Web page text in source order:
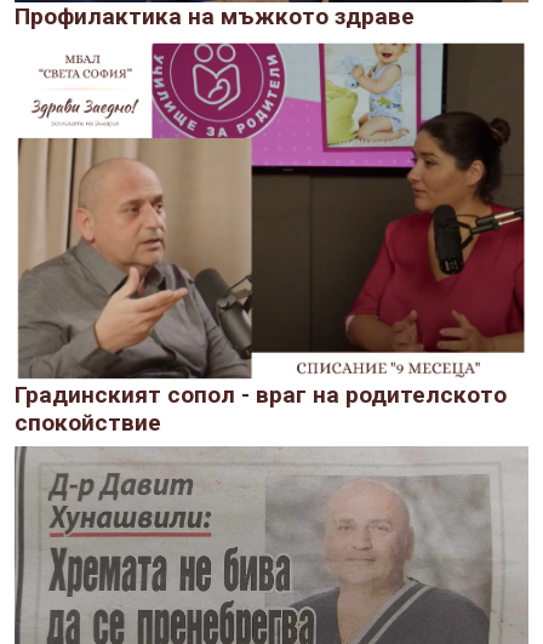
Профилактика на мъжкото здраве
Градинският сопол - враг на родителското
спокойствие